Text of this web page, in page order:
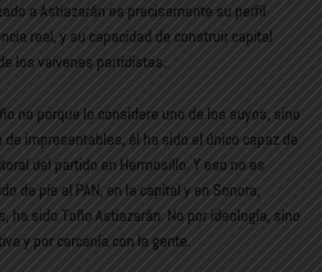
a Astiazarán es precisamente su perfil
real, y su capacidad de construir capital
los vaivenes partidistas.
no porque lo considere uno de los suyos, sino
impresentables, él ha sido el único capaz de
del partido en Hermosillo. Y eso no es
de pie al PAN, en la capital y en Sonora,
ha sido Toño Astiazarán. No por ideología, sino
y por cercanía con la gente.